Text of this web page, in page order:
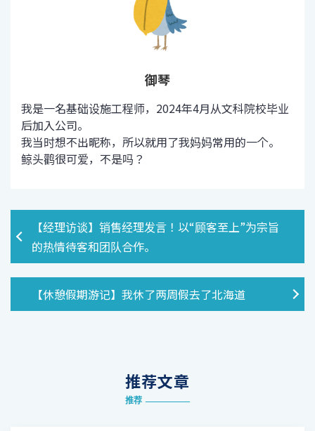
御琴
我是一名基础设施工程师，2024年4月从文科院校毕业
后加入公司。
我当时想不出昵称，所以就用了我妈妈常用的一个。
鲸头鹳很可爱，不是吗？
【经理访谈】销售经理发言！以“顾客至上”为宗旨
的热情待客和团队合作。
【休憩假期游记】我休了两周假去了北海道
推荐文章
推荐